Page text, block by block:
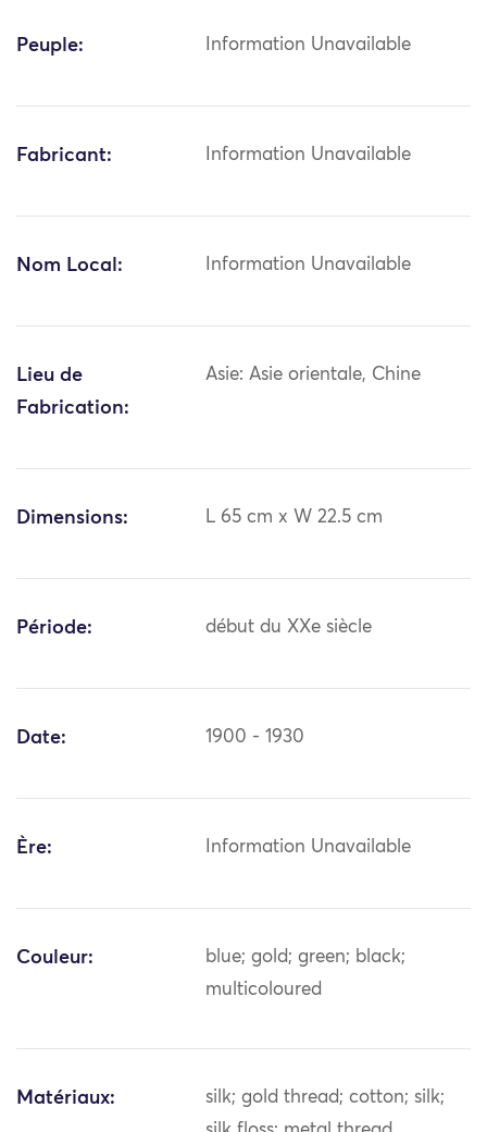
Peuple: Information Unavailable
Fabricant: Information Unavailable
Nom Local: Information Unavailable
Lieu de
Fabrication:
Asie: Asie orientale, Chine
Dimensions: L 65 cm x W 22.5 cm
Période: début du XXe siècle
Date: 1900 - 1930
Ère: Information Unavailable
Couleur:
blue; gold; green; black;
multicoloured
Matériaux:
silk; gold thread; cotton; silk;